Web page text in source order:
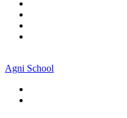
Agni School